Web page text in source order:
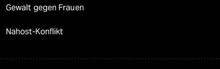
Gewalt gegen Frauen
Nahost-Konflikt